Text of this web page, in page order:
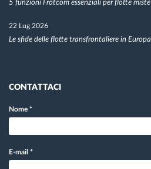
5 funzioni Frotcom essenziali per flotte miste
22 Lug 2026
Le sfide delle flotte transfrontaliere in Europa
CONTATTACI
Nome *
E-mail *